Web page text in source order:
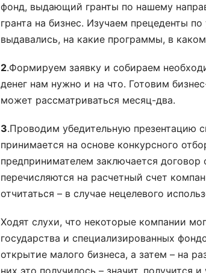
фонд, выдающий гранты по нашему
гранта на бизнес. Изучаем прецеденты
выдавались, на какие программы, в
2.Формируем заявку и собираем
денег нам нужно и на что. Готовим
может рассматриваться месяц-два.
3.Проводим убедительную презентацию
принимается на основе конкурсного
предпринимателем заключается договор
перечисляются на расчетный счет
отчитаться – в случае нецелевого
Ходят слухи, что некоторые компании
государства и специализированных
открытие малого бизнеса, а затем – на
них это получилось – значит, получится и